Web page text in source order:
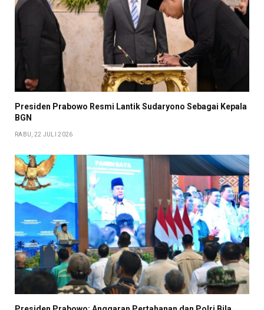
Presiden Prabowo Resmi Lantik Sudaryono Sebagai Kepala
BGN
RABU, 22 JULI 2026